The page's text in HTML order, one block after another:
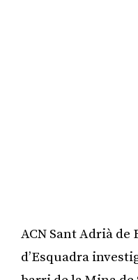
ACN Sant Adrià de
d’Esquadra